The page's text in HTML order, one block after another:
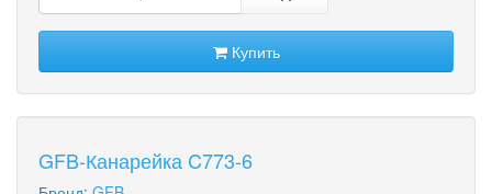
Купить
GFB-Канарейка C773-6